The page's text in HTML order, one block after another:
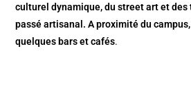
culturel dynamique, du street art et des
passé artisanal. A proximité du
quelques bars et cafés.